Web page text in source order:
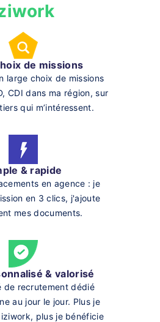
de missions
large choix de missions
CDI dans ma région, sur
qui m’intéressent.
& rapide
en agence : je
en 3 clics, j'ajoute
mes documents.
& valorisé
de recrutement dédié
au jour le jour. Plus je
plus je bénéficie